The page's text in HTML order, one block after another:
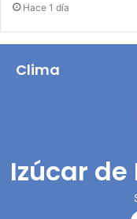
Hace 1 día
Clima
Izúcar de